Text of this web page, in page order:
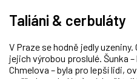
Taliáni & cerbuláty
V Praze se hodně jedly
jejich výrobou proslulé. Šunka
Chmelova – byla pro lepší lidi,